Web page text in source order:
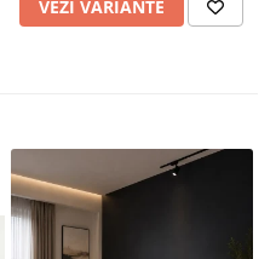
VEZI VARIANTE